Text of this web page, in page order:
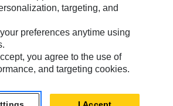
Caterpillar. Alle Rechte vorbehalten.
targeting, and
preferences anytime using
you agree to the use of
and targeting cookies.